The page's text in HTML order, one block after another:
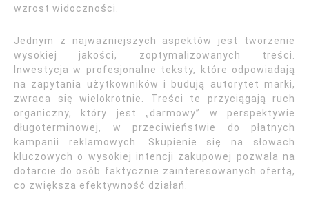
wzrost widoczności.
Jednym z najważniejszych aspektów jest tworzenie
wysokiej jakości, zoptymalizowanych treści.
Inwestycja w profesjonalne teksty, które odpowiadają
na zapytania użytkowników i budują autorytet marki,
zwraca się wielokrotnie. Treści te przyciągają ruch
organiczny, który jest „darmowy” w perspektywie
długoterminowej, w przeciwieństwie do płatnych
kampanii reklamowych. Skupienie się na słowach
kluczowych o wysokiej intencji zakupowej pozwala na
dotarcie do osób faktycznie zainteresowanych ofertą,
co zwiększa efektywność działań.